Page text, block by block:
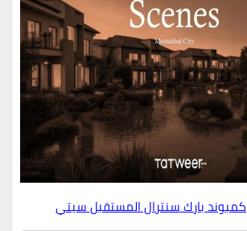
كمبوند بارك سنترال المستقبل سيتي